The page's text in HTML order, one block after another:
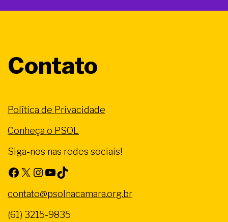
Contato
Política de Privacidade
Conheça o PSOL
Siga-nos nas redes sociais!
Facebook X Instagram Youtube TikTok
contato@psolnacamara.org.br
(61) 3215-9835